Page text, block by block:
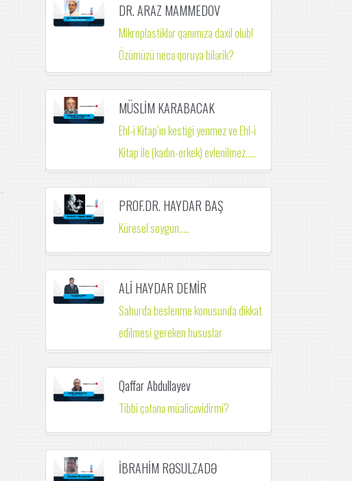
DR. ARAZ MAMMEDOV
Mikroplastiklər qanımıza daxil olub!
Özümüzü necə qoruya bilərik?
MÜSLİM KARABACAK
Ehl-i Kitap’ın kestiği yenmez ve Ehl-i
Kitap ile (kadın-erkek) evlenilmez.….
PROF.DR. HAYDAR BAŞ
Küresel soygun.....
ALİ HAYDAR DEMİR
Sahurda beslenme konusunda dikkat
edilmesi gereken hususlar
Qaffar Abdullayev
Tibbi çətənə müalicəvidirmi?
İBRAHİM RƏSULZADƏ